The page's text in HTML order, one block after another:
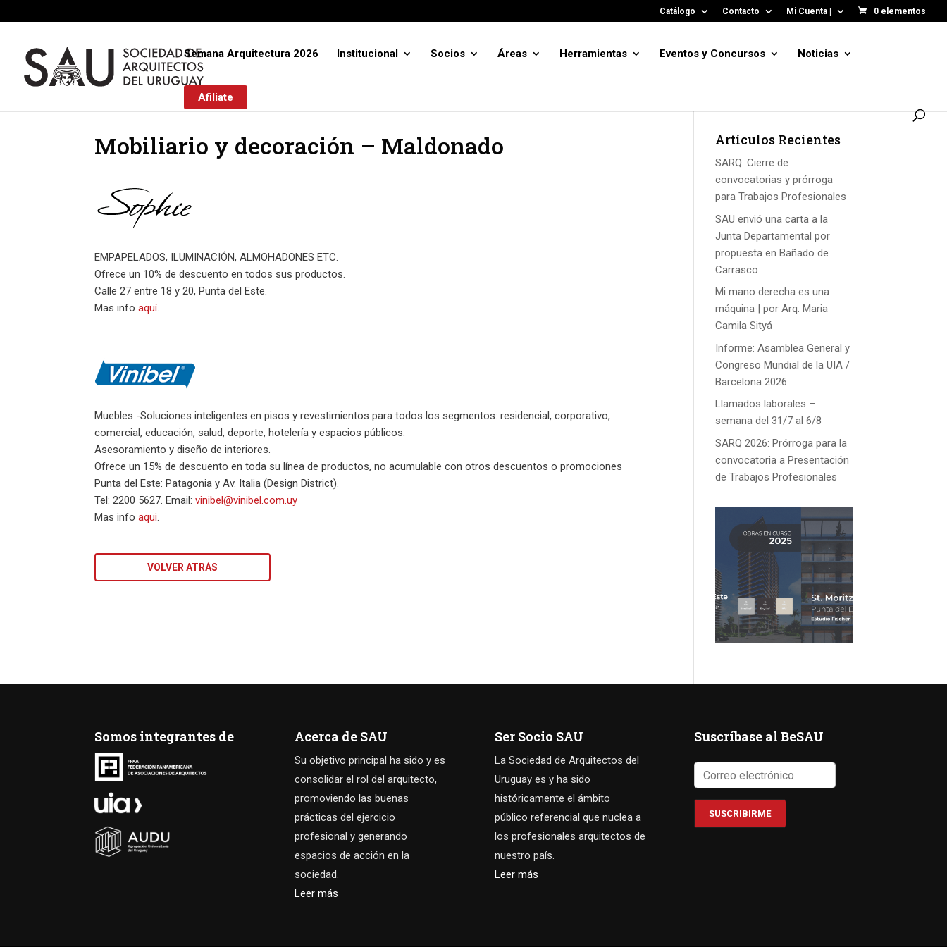
Catálogo Contacto Mi Cuenta | 0 elementos
Semana Arquitectura 2026 Institucional Socios Áreas Herramientas Eventos y Concursos Noticias
Afiliate
Mobiliario y decoración – Maldonado
EMPAPELADOS, ILUMINACIÓN, ALMOHADONES ETC.
Ofrece un 10% de descuento en todos sus productos.
Calle 27 entre 18 y 20, Punta del Este.
Mas infoaquí.
Muebles -Soluciones inteligentes en pisos y revestimientos para todos los segmentos: residencial, corporativo,
comercial, educación, salud, deporte, hotelería y espacios públicos.
Asesoramiento y diseño de interiores.
Ofrece un 15% de descuento en toda su línea de productos, no acumulable con otros descuentos o promociones
Punta del Este: Patagonia y Av. Italia (Design District).
Tel: 2200 5627. Email:vinibel@vinibel.com.uy
Mas infoaqui.
VOLVER ATRÁS
Artículos Recientes
SARQ: Cierre de
convocatorias y prórroga
para Trabajos Profesionales
SAU envió una carta a la
Junta Departamental por
propuesta en Bañado de
Carrasco
Mi mano derecha es una
máquina | por Arq. Maria
Camila Sityá
Informe: Asamblea General y
Congreso Mundial de la UIA /
Barcelona 2026
Llamados laborales –
semana del 31/7 al 6/8
SARQ 2026: Prórroga para la
convocatoria a Presentación
de Trabajos Profesionales
Somos integrantes de Acerca de SAU
Su objetivo principal ha sido y es
consolidar el rol del arquitecto,
promoviendo las buenas
prácticas del ejercicio
profesional y generando
espacios de acción en la
sociedad.
Leer más
Ser Socio SAU
La Sociedad de Arquitectos del
Uruguay es y ha sido
históricamente el ámbito
público referencial que nuclea a
los profesionales arquitectos de
nuestro país.
Leer más
Suscríbase al BeSAU